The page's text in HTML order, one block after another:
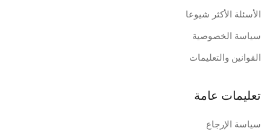
الأسئلة الأكثر شيوعا
سياسة الخصوصية
القوانين والتعليمات
تعليمات عامة
سياسة الإرجاع